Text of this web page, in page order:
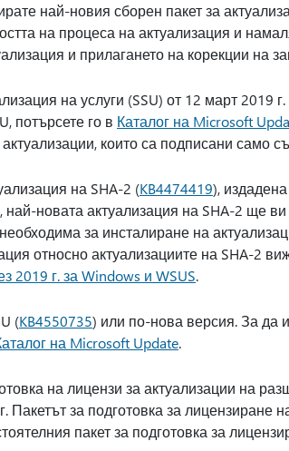
най-новия сборен пакет за
на процеса на актуализация и
и прилагането на корекции на
на услуги (SSU) от 12 март 2019 г.
потърсете го в Каталог на Microsoft
които са подписани само
на SHA-2 (KB4474419),
най-новата актуализация на SHA-2 ще
за инсталиране на
относно актуализациите на SHA-2
2019 г. за Windows и WSUS.
(KB4550735) или по-нова версия. За да
на Microsoft Update.
на лицензи за актуализации на
Пакетът за подготовка за лицензиране
пакет за подготовка за